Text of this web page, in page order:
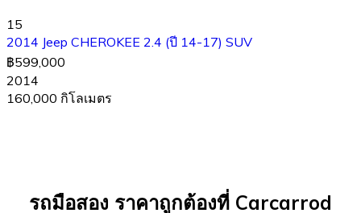
15
2014 Jeep CHEROKEE 2.4 (ปี 14-17) SUV
฿599,000
2014
160,000 กิโลเมตร
รถมือสอง ราคาถูกต้องที่ Carcarrod